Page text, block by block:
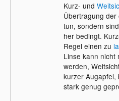
Kurz- und
Übertragung
tun, sondern
her bedingt.
Regel einen zu
Linse kann nicht
werden,
kurzer Augapfel,
stark genug